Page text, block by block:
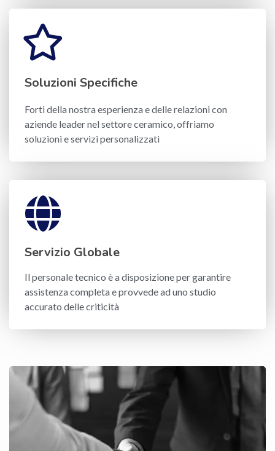
Soluzioni Specifiche
Forti della nostra esperienza e delle relazioni con
aziende leader nel settore ceramico, offriamo
soluzioni e servizi personalizzati
Servizio Globale
Il personale tecnico è a disposizione per garantire
assistenza completa e provvede ad uno studio
accurato delle criticità